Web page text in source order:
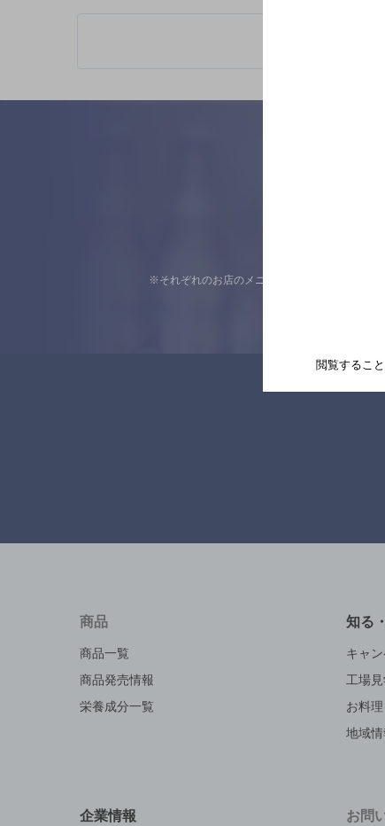
※それぞれのお店のメニューや営業時間などの掲
商品
商品一覧
商品発売情報
栄養成分一覧
知る
キャ
工場
お料
地域情
企業情報 お問
閲覧すること